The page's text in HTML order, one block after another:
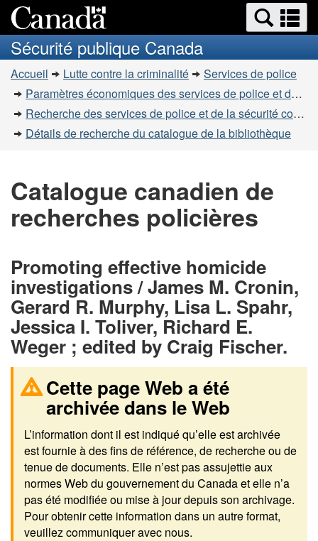
au
contenu
principal
à
la
version
HTML
simplifiée
Recherche
et
menus
et
Sécurité publique Canada
Vous
êtes
ici
Accueil Lutte contre la criminalité
Services de police
Paramètres économiques des services de police et de la sécurité communautaire
Recherche des services de police et de la sécurité communautaire
Détails de recherche du catalogue de la bibliothèque
Catalogue canadien de
recherches policières
Promoting effective homicide
investigations / James M. Cronin,
Gerard R. Murphy, Lisa L. Spahr,
Jessica I. Toliver, Richard E.
Weger ; edited by Craig Fischer.
Cette page Web a été
archivée dans le Web
L’information dont il est indiqué qu’elle est archivée
est fournie à des fins de référence, de recherche ou de
tenue de documents. Elle n’est pas assujettie aux
normes Web du gouvernement du Canada et elle n’a
pas été modifiée ou mise à jour depuis son archivage.
Pour obtenir cette information dans un autre format,
veuillez communiquer avec nous.